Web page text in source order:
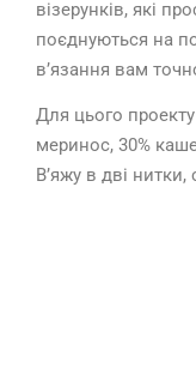
візерунків, які
поєднуються на
в’язання вам
Для цього
меринос, 30%
В’яжу в дві